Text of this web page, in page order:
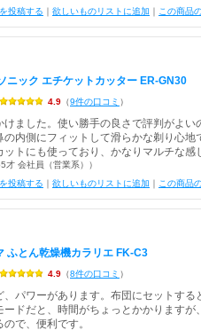
投稿する ｜ 欲しいものリストに追加 ｜ この商品
ニック エチケットカッター ER-GN30
4.9 （9件の口コミ ）
けました。使い勝手の良さで評判がよ
の内側にフィットして滑らかな剃り心
トにも使っており、かなりマルチな感
才 会社員（営業系））
投稿する ｜ 欲しいものリストに追加 ｜ この商品
ふとん乾燥機カラリエ FK-C3
4.9 （8件の口コミ ）
、パワーがあります。布団にセットす
ードだと、時間がちょっとかかります
で、便利です。